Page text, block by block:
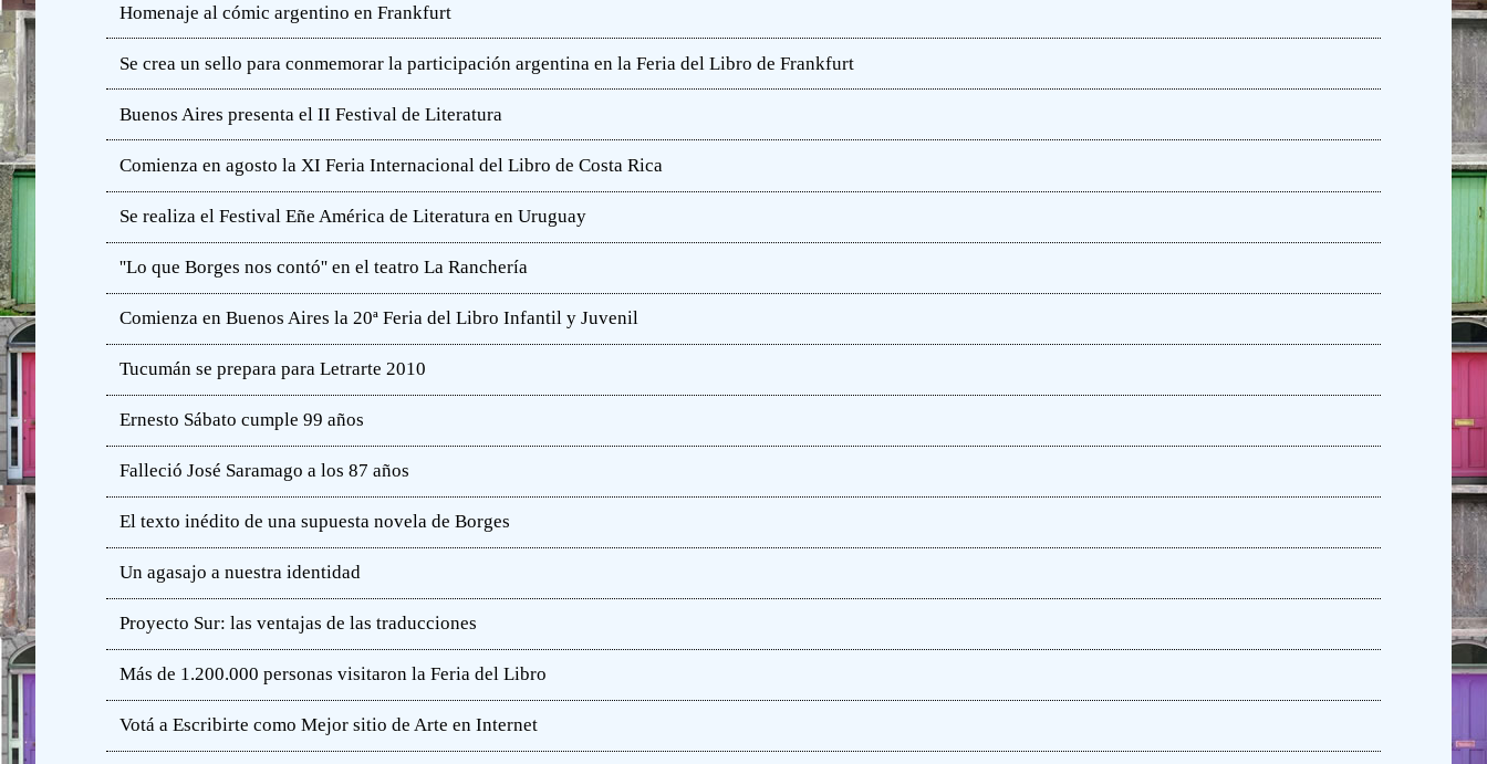
Homenaje al cómic argentino en Frankfurt
Se crea un sello para conmemorar la participación argentina en la Feria del Libro de Frankfurt
Buenos Aires presenta el II Festival de Literatura
Comienza en agosto la XI Feria Internacional del Libro de Costa Rica
Se realiza el Festival Eñe América de Literatura en Uruguay
''Lo que Borges nos contó'' en el teatro La Ranchería
Comienza en Buenos Aires la 20ª Feria del Libro Infantil y Juvenil
Tucumán se prepara para Letrarte 2010
Ernesto Sábato cumple 99 años
Falleció José Saramago a los 87 años
El texto inédito de una supuesta novela de Borges
Un agasajo a nuestra identidad
Proyecto Sur: las ventajas de las traducciones
Más de 1.200.000 personas visitaron la Feria del Libro
Votá a Escribirte como Mejor sitio de Arte en Internet